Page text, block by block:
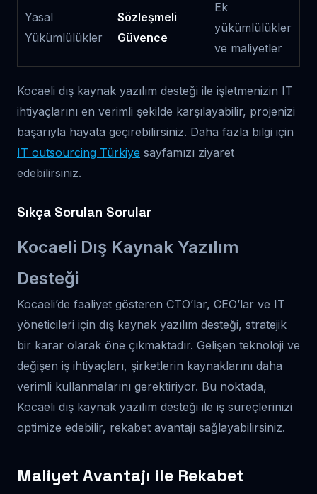
Yasal
Yükümlülükler
Sözleşmeli
Güvence
Ek
yükümlülükler
ve maliyetler
Kocaeli dış kaynak yazılım desteği ile işletmenizin IT
ihtiyaçlarını en verimli şekilde karşılayabilir, projenizi
başarıyla hayata geçirebilirsiniz. Daha fazla bilgi için
IT outsourcing Türkiye sayfamızı ziyaret
edebilirsiniz.
Sıkça Sorulan Sorular
Kocaeli Dış Kaynak Yazılım
Desteği
Kocaeli’de faaliyet gösteren CTO’lar, CEO’lar ve IT
yöneticileri için dış kaynak yazılım desteği, stratejik
bir karar olarak öne çıkmaktadır. Gelişen teknoloji ve
değişen iş ihtiyaçları, şirketlerin kaynaklarını daha
verimli kullanmalarını gerektiriyor. Bu noktada,
Kocaeli dış kaynak yazılım desteği ile iş süreçlerinizi
optimize edebilir, rekabet avantajı sağlayabilirsiniz.
Maliyet Avantajı ile Rekabet